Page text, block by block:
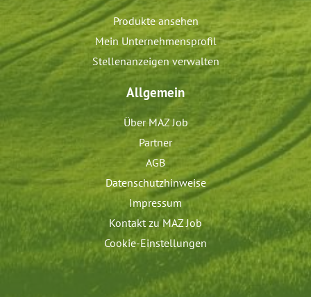
Produkte ansehen
Mein Unternehmensprofil
Stellenanzeigen verwalten
Allgemein
Über MAZ Job
Partner
AGB
Datenschutzhinweise
Impressum
Kontakt zu MAZ Job
Cookie-Einstellungen